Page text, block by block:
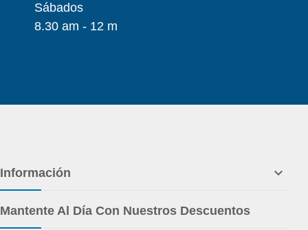
Sábados
8.30 am - 12 m
Información 
Mantente Al Día Con Nuestros Descuentos